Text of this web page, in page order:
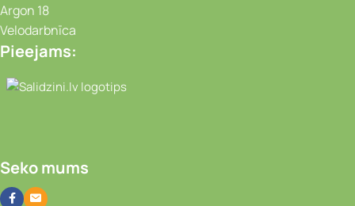
Argon 18
Velodarbnīca
Pieejams:
Video novērošanas kameras, Portatīvie
Seko mums